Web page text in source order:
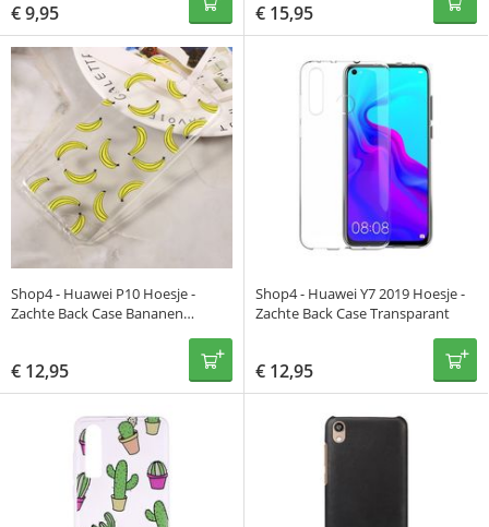
€9,95 € 15,95
Shop4 - Huawei P10 Hoesje -
Zachte Back Case Bananen
€ 12,95
Shop4 - Huawei Y7 2019 Hoesje -
Zachte Back Case Transparant
€ 12,95